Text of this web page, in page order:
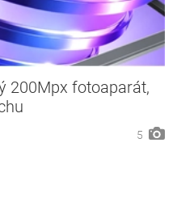
200Mpx fotoaparát,
5